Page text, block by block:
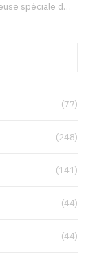
Francesca Albanese, rapporteuse spéciale de l’ONU sur les territoires palestiniens occupés, était à Tunis pour…
(77)
(248)
(141)
(44)
(44)